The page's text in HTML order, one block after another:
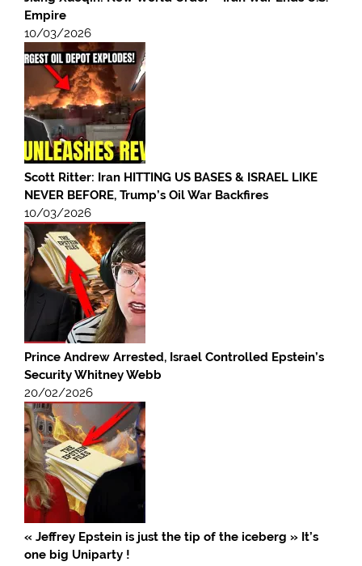
Empire
10/03/2026
Scott Ritter: Iran HITTING US BASES & ISRAEL LIKE
NEVER BEFORE, Trump’s Oil War Backfires
10/03/2026
Prince Andrew Arrested, Israel Controlled Epstein’s
Security Whitney Webb
20/02/2026
« Jeffrey Epstein is just the tip of the iceberg » It’s
one big Uniparty !